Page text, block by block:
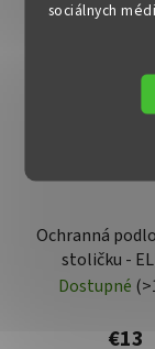
sociálnych
Ochranná
stoličku -
120x120 cm,
Dostupné
€13